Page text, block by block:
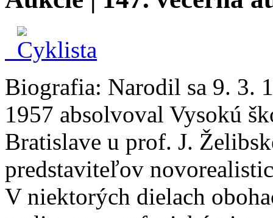
Biografia: Narodil sa 9. 3.
1957 absolvoval Vysokú
Bratislave u prof. J.
predstaviteľov
V niektorých dielach